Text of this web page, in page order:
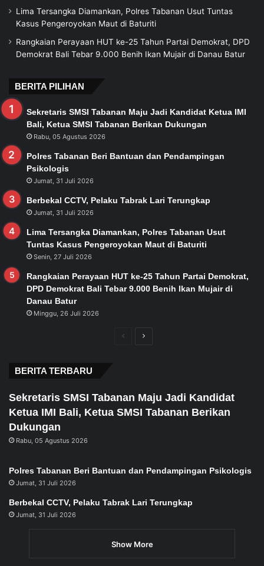
Lima Tersangka Diamankan, Polres Tabanan Usut Tuntas
Kasus Pengeroyokan Maut di Baturiti
Rangkaian Perayaan HUT ke-25 Tahun Partai Demokrat, DPD
Demokrat Bali Tebar 9.000 Benih Ikan Mujair di Danau Batur
BERITA PILIHAN
Sekretaris SMSI Tabanan Maju Jadi Kandidat Ketua IMI
Bali, Ketua SMSI Tabanan Berikan Dukungan
Rabu, 05 Agustus 2026
Polres Tabanan Beri Bantuan dan Pendampingan
Psikologis
Jumat, 31 Juli 2026
Berbekal CCTV, Pelaku Tabrak Lari Terungkap
Jumat, 31 Juli 2026
Lima Tersangka Diamankan, Polres Tabanan Usut
Tuntas Kasus Pengeroyokan Maut di Baturiti
Senin, 27 Juli 2026
Rangkaian Perayaan HUT ke-25 Tahun Partai Demokrat,
DPD Demokrat Bali Tebar 9.000 Benih Ikan Mujair di
Danau Batur
Minggu, 26 Juli 2026
PreviousNext
BERITA TERBARU
Sekretaris SMSI Tabanan Maju Jadi Kandidat
Ketua IMI Bali, Ketua SMSI Tabanan Berikan
Dukungan
Rabu, 05 Agustus 2026
Polres Tabanan Beri Bantuan dan Pendampingan Psikologis
Jumat, 31 Juli 2026
Berbekal CCTV, Pelaku Tabrak Lari Terungkap
Jumat, 31 Juli 2026
Show More